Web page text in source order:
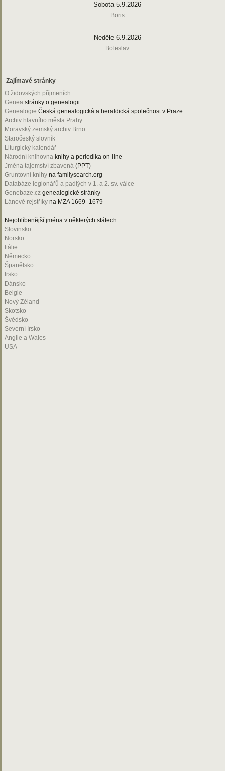
Sobota 5.9.2026
Boris
Neděle 6.9.2026
Boleslav
Zajímavé stránky
O židovských příjmeních
Genea stránky o genealogii
Genealogie Česká genealogická a heraldická společnost v Praze
Archiv hlavního města Prahy
Moravský zemský archiv Brno
Staročeský slovník
Liturgický kalendář
Národní knihovna knihy a periodika on-line
Jména tajemství zbavená (PPT)
Gruntovní knihy na familysearch.org
Databáze legionářů a padlých v 1. a 2. sv. válce
Genebaze.cz genealogické stránky
Lánové rejstříky na MZA 1669–1679
Nejoblíbenější jména v některých státech:
Slovinsko
Norsko
Itálie
Německo
Španělsko
Irsko
Dánsko
Belgie
Nový Zéland
Skotsko
Švédsko
Severní Irsko
Anglie a Wales
USA